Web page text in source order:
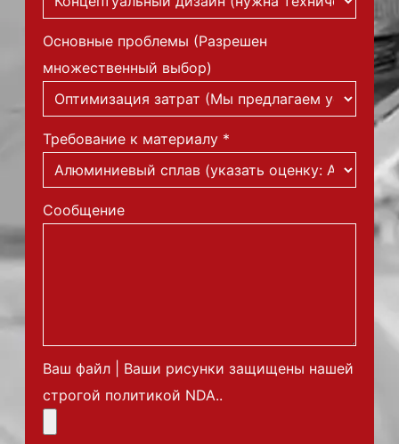
Основные проблемы (Разрешен
множественный выбор)
Требование к материалу *
Сообщение
Ваш файл | Ваши рисунки защищены нашей
строгой политикой NDA..